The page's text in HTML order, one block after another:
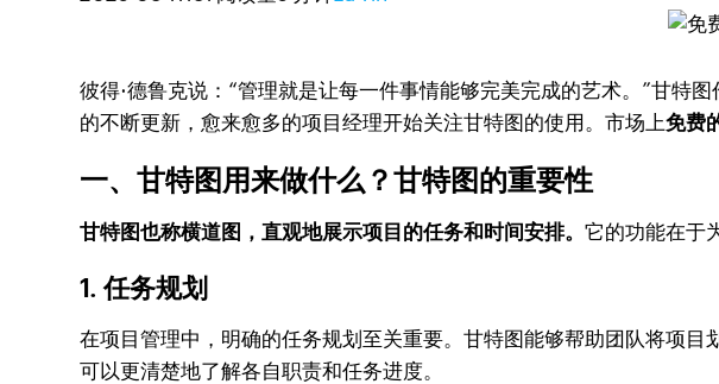
彼得·德鲁克说：“管理就是让每一件事情能够完美完成的艺术。”甘特图
的不断更新，愈来愈多的项目经理开始关注甘特图的使用。市场上免费
一、甘特图用来做什么？甘特图的重要性
甘特图也称横道图，直观地展示项目的任务和时间安排。它的功能在于
1. 任务规划
在项目管理中，明确的任务规划至关重要。甘特图能够帮助团队将项
可以更清楚地了解各自职责和任务进度。